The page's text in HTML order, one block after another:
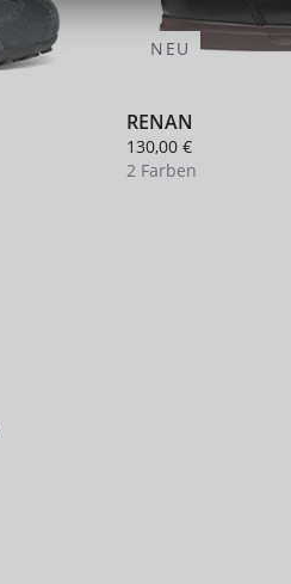
NEU
RENAN
130,00 €
2 Farben